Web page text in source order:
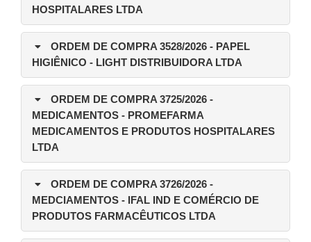
HOSPITALARES LTDA
ORDEM DE COMPRA 3528/2026 - PAPEL
HIGIÊNICO - LIGHT DISTRIBUIDORA LTDA
ORDEM DE COMPRA 3725/2026 -
MEDICAMENTOS - PROMEFARMA
MEDICAMENTOS E PRODUTOS HOSPITALARES
LTDA
ORDEM DE COMPRA 3726/2026 -
MEDCIAMENTOS - IFAL IND E COMÉRCIO DE
PRODUTOS FARMACÊUTICOS LTDA